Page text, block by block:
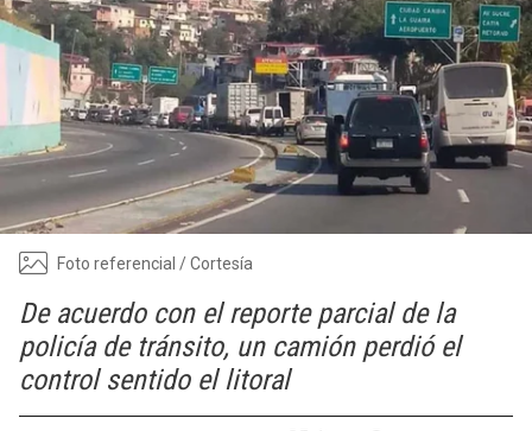
Foto referencial / Cortesía
De acuerdo con el reporte parcial de la
policía de tránsito, un camión perdió el
control sentido el litoral